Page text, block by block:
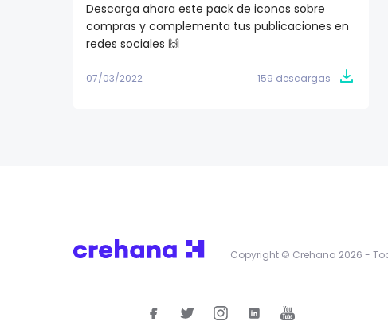
Descarga ahora este pack de iconos sobre
compras y complementa tus publicaciones en
redes sociales 🙌
07/03/2022 159 descargas
Copyright © Crehana 2026 -